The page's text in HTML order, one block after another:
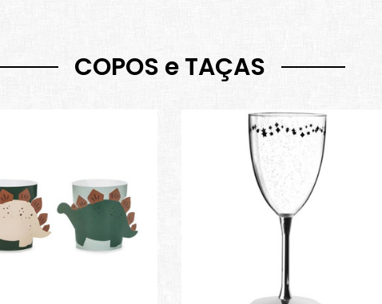
COPOS e TAÇAS